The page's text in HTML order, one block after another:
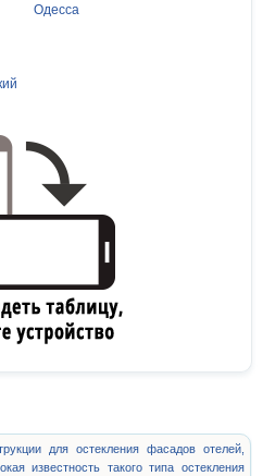
Одесса
для остекления фасадов отелей,
известность такого типа остекления